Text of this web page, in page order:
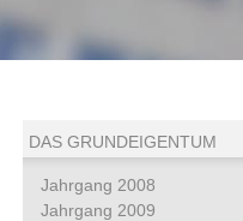
DAS GRUNDEIGENTUM
Jahrgang 2008
Jahrgang 2009